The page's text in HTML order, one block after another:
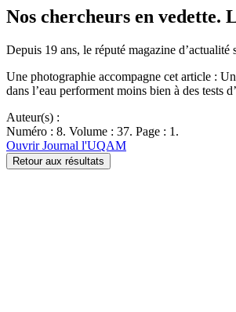
Nos chercheurs en vedette.
Depuis 19 ans, le réputé magazine
Une photographie accompagne cet article :
dans l’eau performent moins bien à des tests
Auteur(s) :
Numéro : 8. Volume : 37. Page : 1.
Ouvrir Journal l'UQAM
Retour aux résultats